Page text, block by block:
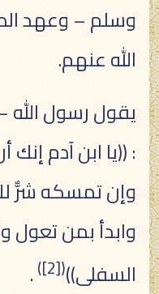
وسلم – وعهد
الله عنهم.
يقول رسول الله
: ((يا ابن آدم
وإن تمسكه شرٌّ
وابدأ بمن تعول
السفلى))(
[2]
)
.